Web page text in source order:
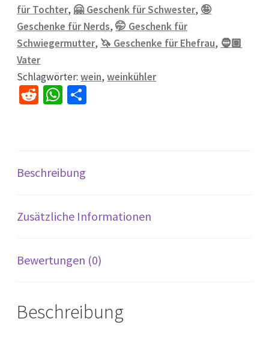
für Tochter, 🤗 Geschenk für Schwester, 🤪
Geschenke für Nerds,🤭 Geschenk für
Schwiegermutter, 🦄 Geschenke für Ehefrau, 🧔🏽
Vater
Schlagwörter:wein,weinkühler
R
t
W
p
Beschreibung
Zusätzliche Informationen
Bewertungen (0)
Beschreibung